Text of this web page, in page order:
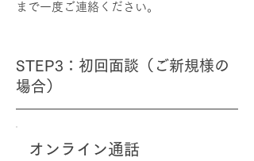
まで一度ご連絡ください。
STEP3：初回面談（ご新規様の
場合）
オンライン通話